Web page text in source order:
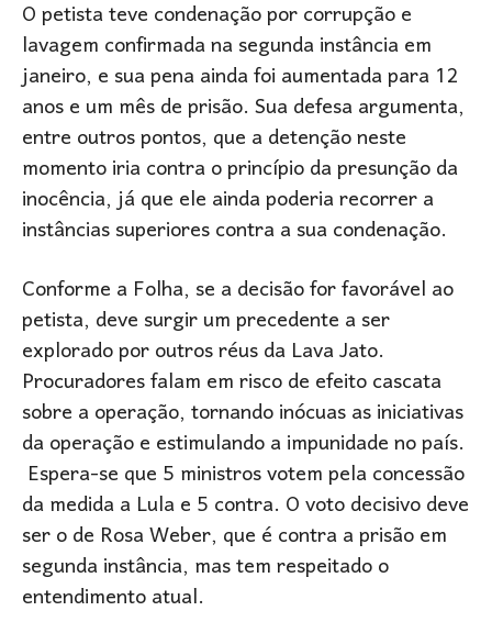
O petista teve condenação por corrupção e
lavagem confirmada na segunda instância em
janeiro, e sua pena ainda foi aumentada para 12
anos e um mês de prisão. Sua defesa argumenta,
entre outros pontos, que a detenção neste
momento iria contra o princípio da presunção da
inocência, já que ele ainda poderia recorrer a
instâncias superiores contra a sua condenação.
Conforme a Folha, se a decisão for favorável ao
petista, deve surgir um precedente a ser
explorado por outros réus da Lava Jato.
Procuradores falam em risco de efeito cascata
sobre a operação, tornando inócuas as iniciativas
da operação e estimulando a impunidade no país.
Espera-se que 5 ministros votem pela concessão
da medida a Lula e 5 contra. O voto decisivo deve
ser o de Rosa Weber, que é contra a prisão em
segunda instância, mas tem respeitado o
entendimento atual.